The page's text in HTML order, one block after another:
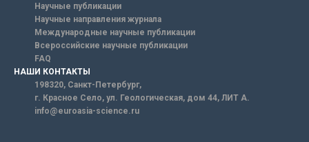
Научные публикации
Научные направления журнала
Международные научные публикации
Всероссийские научные публикации
FAQ
НАШИ КОНТАКТЫ
198320, Санкт-Петербург,
г. Красное Село, ул. Геологическая, дом 44, ЛИТ А.
info@euroasia-science.ru